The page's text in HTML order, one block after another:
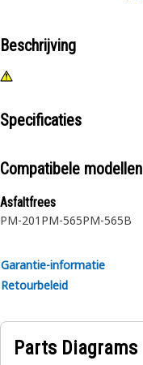
Beschrijving
Specificaties
Compatibele modellen
Asfaltfrees
PM-201 PM-565PM-565B
Garantie-informatie
Retourbeleid
Parts Diagrams